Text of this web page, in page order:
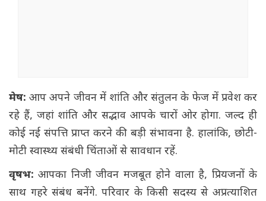
मेष:आप अपने जीवन में शांति और संतुलन के फेज में प्रवेश कर
रहे हैं, जहां शांति और सद्भाव आपके चारों ओर होगा. जल्द ही
कोई नई संपत्ति प्राप्त करने की बड़ी संभावना है. हालांकि, छोटी-
मोटी स्वास्थ्य संबंधी चिंताओं से सावधान रहें.
वृषभ: आपका निजी जीवन मजबूत होने वाला है, प्रियजनों के
साथ गहरे संबंध बनेंगे. परिवार के किसी सदस्य से अप्रत्याशित